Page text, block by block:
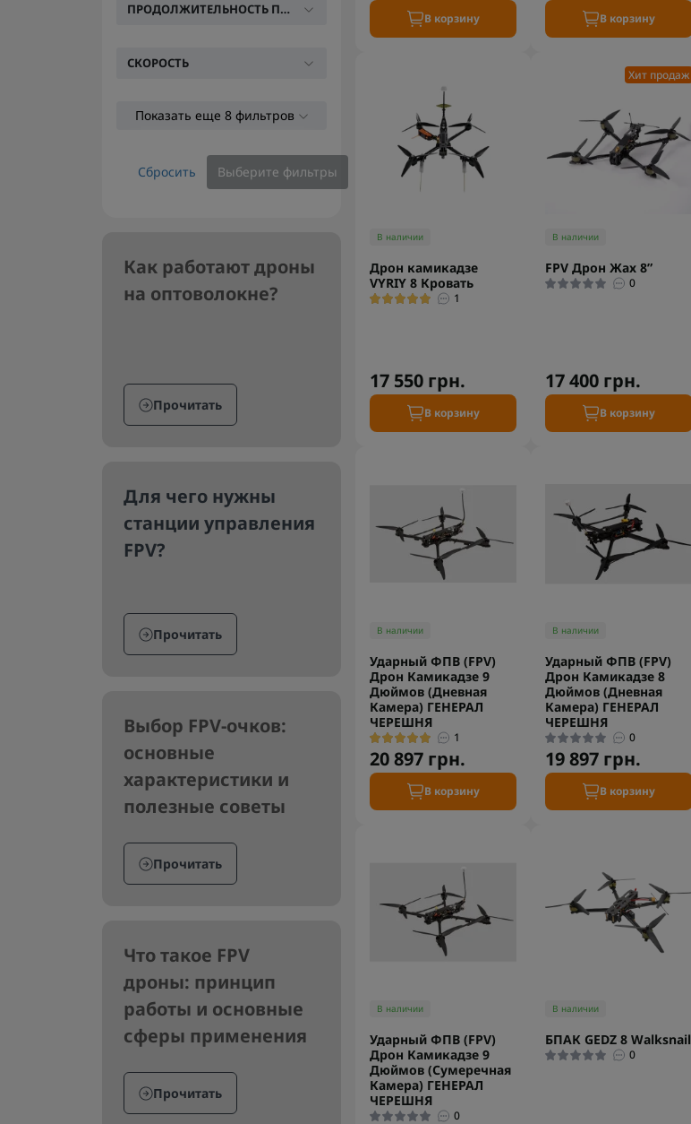
ПРОДОЛЖИТЕЛЬНОСТЬ ПОЛЕТА
СКОРОСТЬ
Показать еще 8 фильтров
Сбросить Выберите фильтры
Как работают дроны
на оптоволокне?
Прочитать
Для чего нужны
станции управления
FPV?
Прочитать
Выбор FPV-очков:
основные
характеристики и
полезные советы
Прочитать
Что такое FPV
дроны: принцип
работы и основные
сферы применения
Прочитать
В корзину В корзину
В наличии
Дрон камикадзе
VYRIY 8 Кровать
1
17 550 грн.
В корзину
Хит продаж
В наличии
FPV Дрон Жах 8”
0
17 400 грн.
В корзину
В наличии
Ударный ФПВ (FPV)
Дрон Камикадзе 9
Дюймов (Дневная
Камера) ГЕНЕРАЛ
ЧЕРЕШНЯ
1
20 897 грн.
В корзину
В наличии
Ударный ФПВ (FPV)
Дрон Камикадзе 8
Дюймов (Дневная
Камера) ГЕНЕРАЛ
ЧЕРЕШНЯ
0
19 897 грн.
В корзину
В наличии
Ударный ФПВ (FPV)
Дрон Камикадзе 9
Дюймов (Сумеречная
Камера) ГЕНЕРАЛ
ЧЕРЕШНЯ
0
В наличии
БПАК GEDZ 8 Walksnail
0